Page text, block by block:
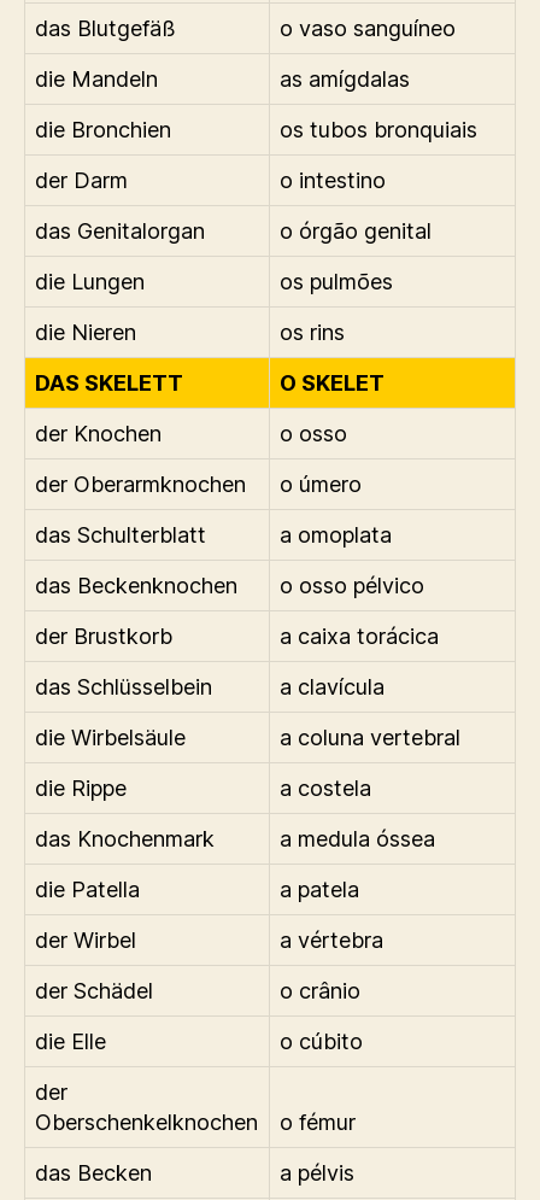
das Blutgefäß
o vaso sanguíneo
die Mandeln
as amígdalas
die Bronchien
os tubos bronquiais
der Darm
o intestino
das Genitalorgan
o órgão genital
die Lungen
os pulmões
die Nieren
os rins
DAS SKELETT
O SKELET
der Knochen
o osso
der Oberarmknochen
o úmero
das Schulterblatt
a omoplata
das Beckenknochen
o osso pélvico
der Brustkorb
a caixa torácica
das Schlüsselbein
a clavícula
die Wirbelsäule
a coluna vertebral
die Rippe
a costela
das Knochenmark
a medula óssea
die Patella
a patela
der Wirbel
a vértebra
der Schädel
o crânio
die Elle
o cúbito
der
Oberschenkelknochen
o fémur
das Becken
a pélvis